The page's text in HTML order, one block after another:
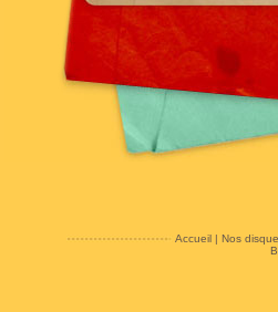
Accueil| Nos